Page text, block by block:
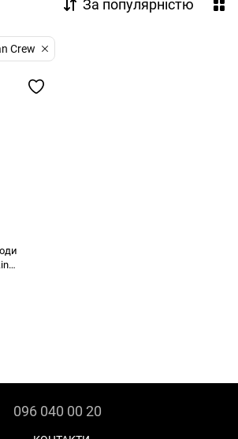
За популярністю
Crew
096 040 00 20